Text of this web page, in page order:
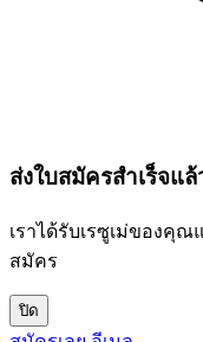
ส่งใบสมัครสำเร็จแล้
เราได้รับเรซูเม่ของคุ
สมัคร
ปิด